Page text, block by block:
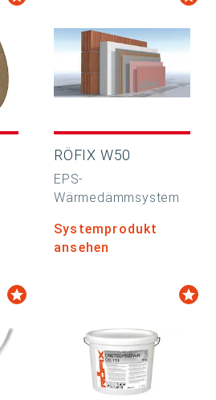
RÖFIX W50
EPS-
Wärmedämmsystem
Systemprodukt
ansehen